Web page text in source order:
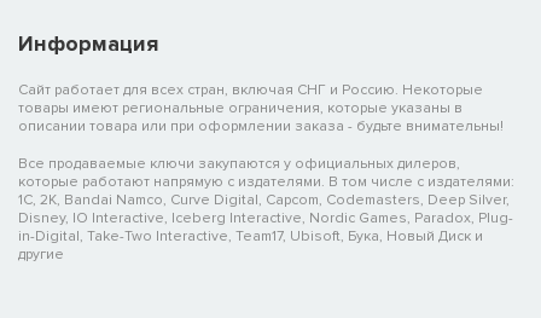
Информация
Сайт работает для всех стран, включая СНГ и Россию. Некоторые
товары имеют региональные ограничения, которые указаны в
описании товара или при оформлении заказа - будьте внимательны!
Все продаваемые ключи закупаются у официальных дилеров,
которые работают напрямую с издателями. В том числе с издателями:
1C, 2K, Bandai Namco, Curve Digital, Capcom, Codemasters, Deep Silver,
Disney, IO Interactive, Iceberg Interactive, Nordic Games, Paradox, Plug-
in-Digital, Take-Two Interactive, Team17, Ubisoft, Бука, Новый Диск и
другие